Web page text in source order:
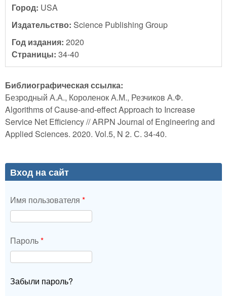
Город: USA
Издательство: Science Publishing Group
Год издания: 2020
Страницы: 34-40
Библиографическая ссылка:
Безродный А.А., Короленок А.М., Резчиков А.Ф.
Algorithms of Cause-and-effect Approach to Increase
Service Net Efficiency // ARPN Journal of Engineering and
Applied Sciences. 2020. Vol.5, N 2. С. 34-40.
Вход на сайт
Имя пользователя *
Пароль*
Забыли пароль?